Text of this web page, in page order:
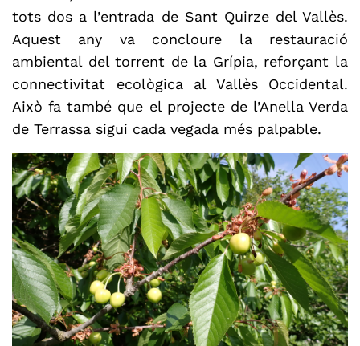
tots dos a l’entrada de Sant Quirze del Vallès.
Aquest any va concloure la restauració
ambiental del torrent de la Grípia, reforçant la
connectivitat ecològica al Vallès Occidental.
Això fa també que el projecte de l’Anella Verda
de Terrassa sigui cada vegada més palpable.